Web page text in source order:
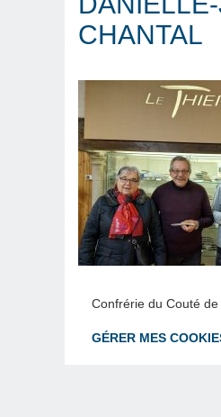
CHANTAL
Confrérie du Couté
GÉRER MES